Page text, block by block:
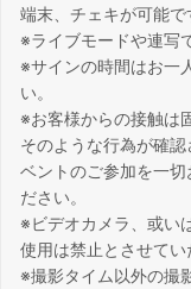
端末、チェキが可能で
※ライブモードや連写
※サインの時間はお一
い。
※お客様からの接触は
そのような行為が確
ベントのご参加を一切
ださい。
※ビデオカメラ、或い
使用は禁止とさせてい
※撮影タイム以外の撮